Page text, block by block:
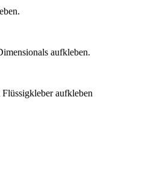
aufkleben.
aufkleben